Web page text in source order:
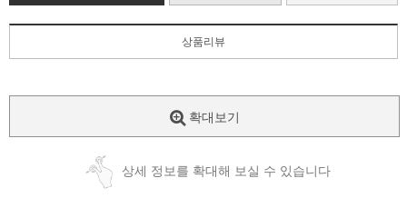
상품리뷰
확대보기
상세 정보를 확대해 보실 수 있습니다